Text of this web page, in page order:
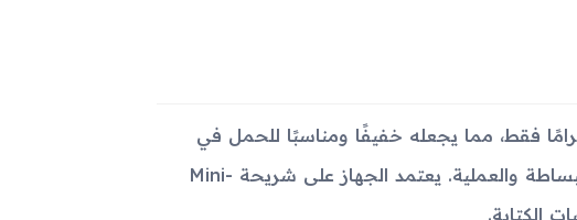
الهاتف بأبعاد 116.8 × 53.6 × 15.2 مم ويزن 123 جرامًا فقط، مما يجعله خفيفًا ومناسبًا للحمل في
الجيب. ويتميز الجهاز بتصميمه الأنيق الذي يجمع بين البساطة والعملية. يعتمد الجهاز على شريحة Mini-